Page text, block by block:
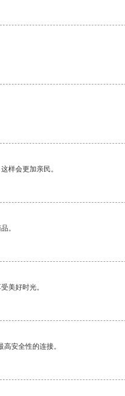
样会更加亲民。
。
美好时光。
安全性的连接。